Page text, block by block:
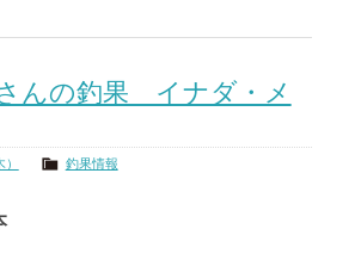
んの釣果 イナダ・メ
釣果情報